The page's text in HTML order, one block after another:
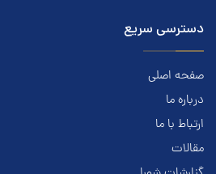
دسترسی سریع
صفحه اصلی
درباره ما
ارتباط با ما
مقالات